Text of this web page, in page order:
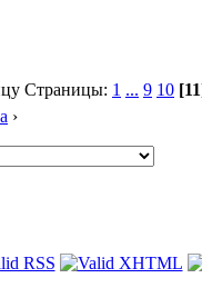
Страницы: 1 ... 9 10
›